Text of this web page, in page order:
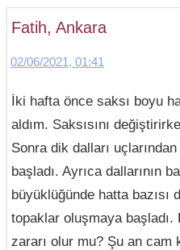
Fatih, Ankara
02/06/2021, 01:41
İki hafta önce saksı boyu
aldım. Saksısını
Sonra dik dalları
başladı. Ayrıca dallarının
büyüklüğünde hatta bazısı
topaklar oluşmaya başladı.
zararı olur mu? Şu an cam